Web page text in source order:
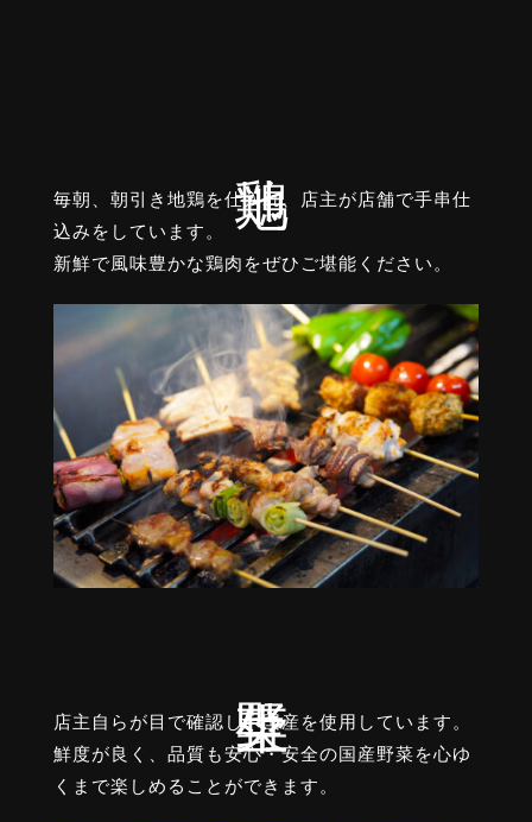
毎朝、朝引き地鶏を仕入れ、店主が店舗で手串仕
込みをしています。
新鮮で風味豊かな鶏肉をぜひご堪能ください。
店主自らが目で確認し、国産を使用しています。
鮮度が良く、品質も安心・安全の国産野菜を心ゆ
くまで楽しめることができます。